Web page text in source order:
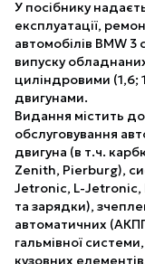
У посібнику
експлуатації,
автомобілів BMW 3
випуску
циліндровими (1,6;
двигунами.
Видання містить
обслуговування
двигуна (в т.ч.
Zenith, Pierburg),
Jetronic, L-Jetronic,
та зарядки),
автоматичних
гальмівної
кузовних